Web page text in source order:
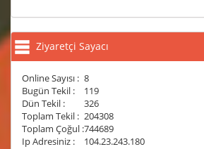
Ziyaretçi Sayacı
Online Sayısı : 8
Bugün Tekil :
119
Dün Tekil :
326
Toplam Tekil : 204308
Toplam Çoğul :744689
Ip Adresiniz :
104.23.243.180